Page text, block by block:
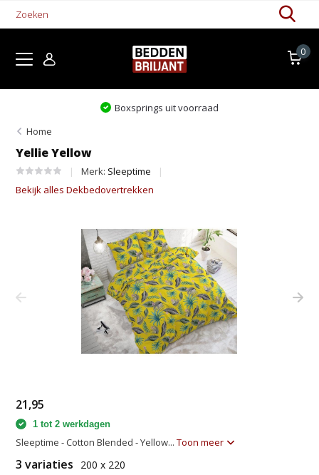
0
Boxsprings uit voorraad
Home
Yellie Yellow
Merk: Sleeptime
Bekijk alles Dekbedovertrekken
21,95
1 tot 2 werkdagen
Sleeptime - Cotton Blended - Yellow...Toon meer
3 variaties 200 x 220